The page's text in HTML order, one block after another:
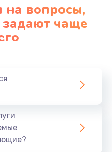
чистка
на вопросы,
чаще